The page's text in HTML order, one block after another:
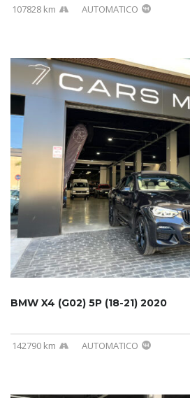
107828 km AUTOMATICO
BMW X4 (G02) 5P (18-21) 2020
142790 km AUTOMATICO